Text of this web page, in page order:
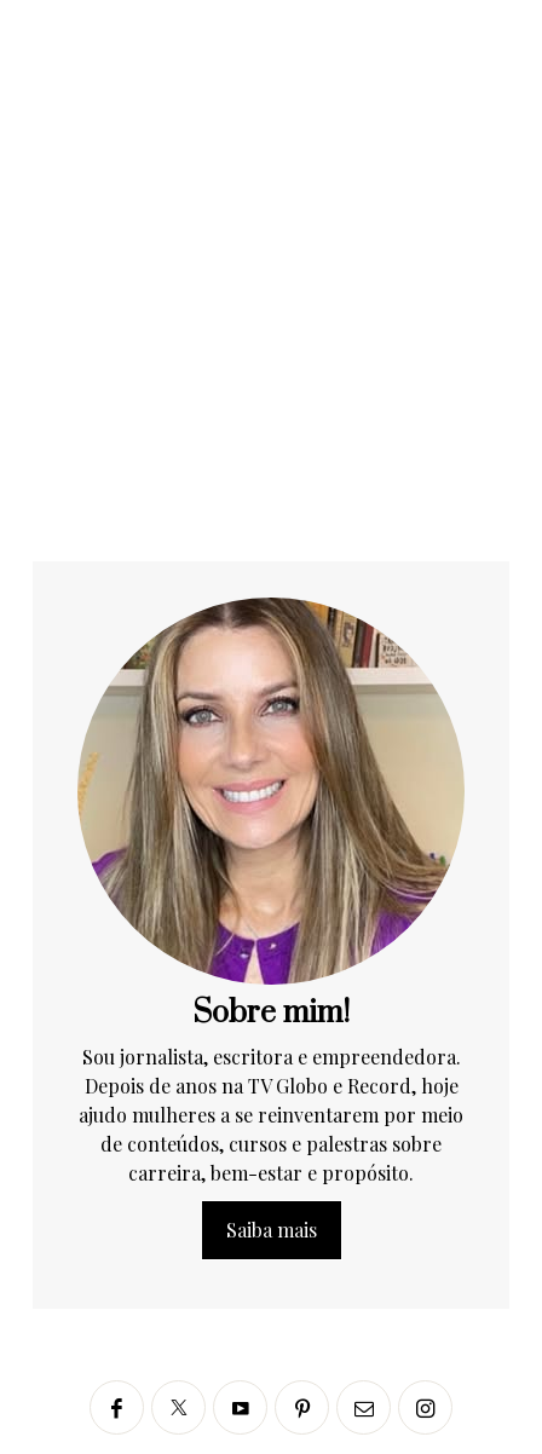
Sobre mim!
Sou jornalista, escritora e empreendedora.
Depois de anos na TV Globo e Record, hoje
ajudo mulheres a se reinventarem por meio
de conteúdos, cursos e palestras sobre
carreira, bem-estar e propósito.
Saiba mais